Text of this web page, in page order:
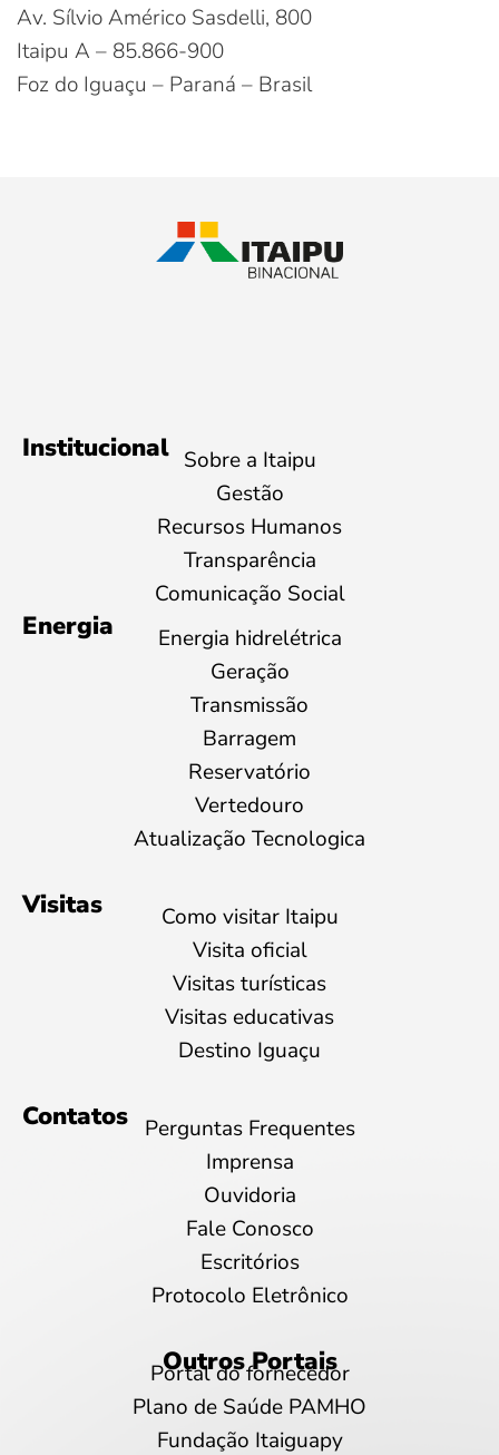
Av. Sílvio Américo Sasdelli, 800
Itaipu A – 85.866-900
Foz do Iguaçu – Paraná – Brasil
Institucional Sobre a Itaipu
Gestão
Recursos Humanos
Transparência
Comunicação Social
Energia
Energia hidrelétrica
Geração
Transmissão
Barragem
Reservatório
Vertedouro
Atualização Tecnologica
Visitas
Como visitar Itaipu
Visita oficial
Visitas turísticas
Visitas educativas
Destino Iguaçu
Contatos
Perguntas Frequentes
Imprensa
Ouvidoria
Fale Conosco
Escritórios
Protocolo Eletrônico
Outros Portais
Portal do fornecedor
Plano de Saúde PAMHO
Fundação Itaiguapy